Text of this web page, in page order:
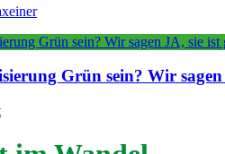
Grün sein? Wir